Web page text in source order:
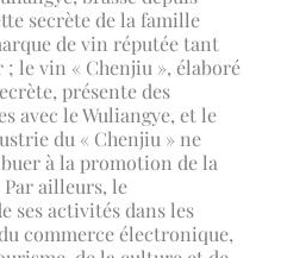
secrète de la famille
de vin réputée tant
; le vin « Chenjiu », élaboré
présente des
avec le Wuliangye, et le
du « Chenjiu » ne
à la promotion de la
ailleurs, le
ses activités dans les
commerce électronique,